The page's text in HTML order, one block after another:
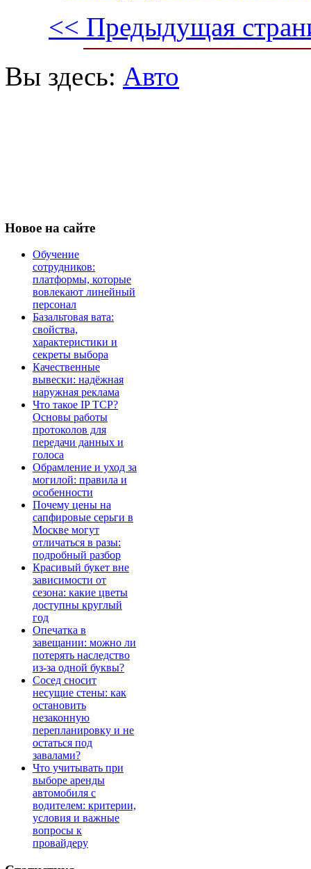
<< Предыдущая
Вы здесь: Авто
Новое на сайте
Обучение
сотрудников:
платформы, которые
вовлекают линейный
персонал
Базальтовая вата:
свойства,
характеристики и
секреты выбора
Качественные
вывески: надёжная
наружная реклама
Что такое IP TCP?
Основы работы
протоколов для
передачи данных и
голоса
Обрамление и уход за
могилой: правила и
особенности
Почему цены на
сапфировые серьги в
Москве могут
отличаться в разы:
подробный разбор
Красивый букет вне
зависимости от
сезона: какие цветы
доступны круглый
год
Опечатка в
завещании: можно ли
потерять наследство
из-за одной буквы?
Сосед сносит
несущие стены: как
остановить
незаконную
перепланировку и не
остаться под
завалами?
Что учитывать при
выборе аренды
автомобиля с
водителем: критерии,
условия и важные
вопросы к
провайдеру